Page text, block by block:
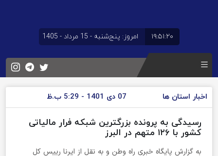
۱۹:۵۱:۲۰ امروز: پنج‌شنبه - 15 مرداد - 1405
اخبار استان ها 07 دی 1401 - 5:29 ب.ظ
رسیدگی به پرونده بزرگترین شبکه فرار مالیاتی
کشور با ۱۲۶ متهم در البرز
به گزارش پایگاه خبری راه وطن و به نقل از ایرنا رییس کل